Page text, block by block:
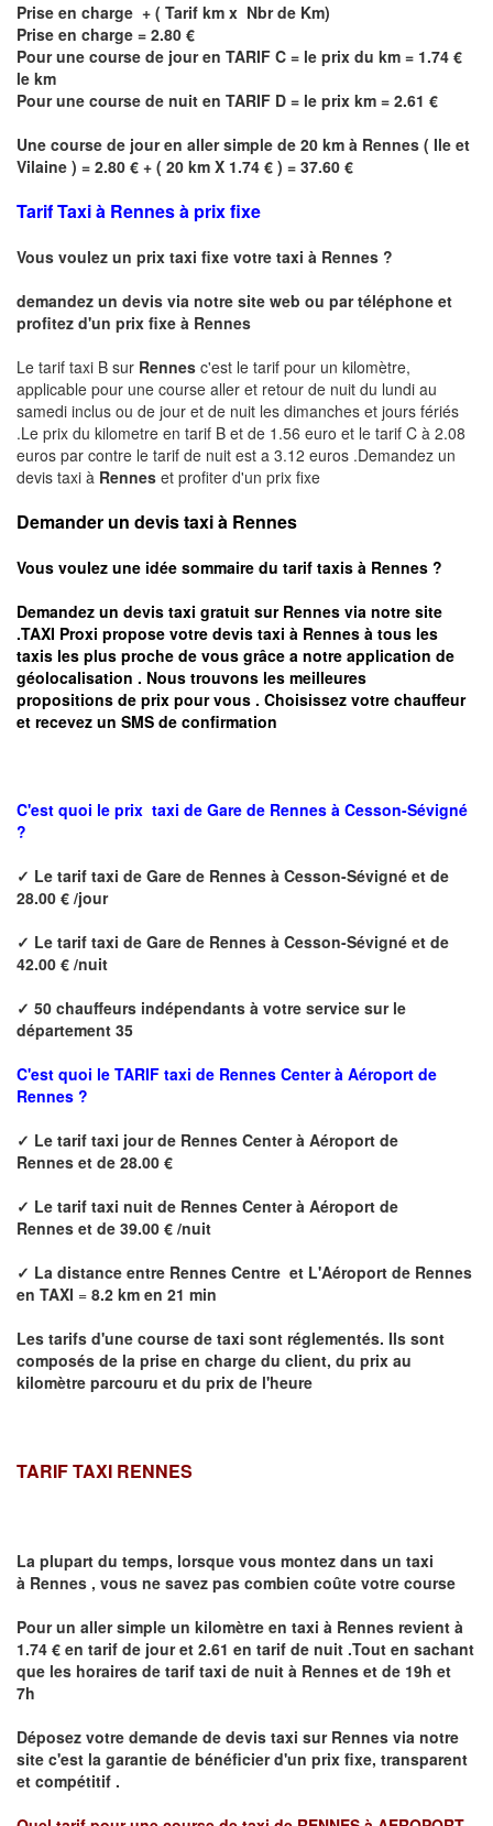
Prise en charge + ( Tarif km x Nbr de Km)
Prise en charge = 2.80 €
Pour une course de jour en TARIF C = le prix du km = 1.74 €
le km
Pour une course de nuit en TARIF D = le prix km = 2.61 €
Une course de jour en aller simple de 20 km à Rennes ( Ile et
Vilaine ) = 2.80 € + ( 20 km X 1.74 € ) = 37.60 €
Tarif Taxi à Rennes à prix fixe
Vous voulez un prix taxi fixe votre taxi à Rennes ?
demandez un devis via notre site web ou par téléphone et
profitez d'un prix fixe à Rennes
Le tarif taxi B sur Rennes c'est le tarif pour un kilomètre,
applicable pour une course aller et retour de nuit du lundi au
samedi inclus ou de jour et de nuit les dimanches et jours fériés
.Le prix du kilometre en tarif B et de 1.56 euro et le tarif C à 2.08
euros par contre le tarif de nuit est a 3.12 euros .Demandez un
devis taxi à Rennes et profiter d'un prix fixe
Demander un devis taxi à Rennes
Vous voulez une idée sommaire du tarif taxis à Rennes ?
Demandez un devis taxi gratuit sur Rennes via notre site
.TAXI Proxi propose votre devis taxi à Rennes à tous les
taxis les plus proche de vous grâce a notre application de
géolocalisation . Nous trouvons les meilleures
propositions de prix pour vous . Choisissez votre chauffeur
et recevez un SMS de confirmation
C'est quoi le prix taxi de Gare de Rennes à Cesson-Sévigné
?
✓ Le tarif taxi de Gare de Rennes à Cesson-Sévigné et de
28.00 € /jour
✓ Le tarif taxi de Gare de Rennes à Cesson-Sévigné et de
42.00 € /nuit
✓ 50 chauffeurs indépendants à votre service sur le
département 35
C'est quoi le TARIF taxi de Rennes Center à Aéroport de
Rennes ?
✓ Le tarif taxi jour de Rennes Center à Aéroport de
Rennes et de 28.00 €
✓ Le tarif taxi nuit de Rennes Center à Aéroport de
Rennes et de 39.00 € /nuit
✓ La distance entre Rennes Centre et L'Aéroport de Rennes
en TAXI = 8.2 km en 21 min
Les tarifs d'une course de taxi sont réglementés. Ils sont
composés de la prise en charge du client, du prix au
kilomètre parcouru et du prix de l'heure
TARIF TAXI RENNES
La plupart du temps, lorsque vous montez dans un taxi
à Rennes , vous ne savez pas combien coûte votre course
Pour un aller simple un kilomètre en taxi à Rennes revient à
1.74 € en tarif de jour et 2.61 en tarif de nuit .Tout en sachant
que les horaires de tarif taxi de nuit à Rennes et de 19h et
7h
Déposez votre demande de devis taxi sur Rennes via notre
site c'est la garantie de bénéficier d'un prix fixe, transparent
et compétitif .